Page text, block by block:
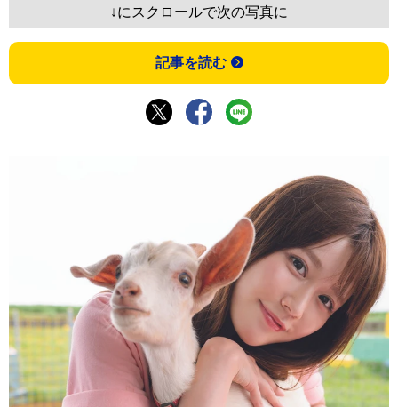
↓にスクロールで次の写真に
記事を読む